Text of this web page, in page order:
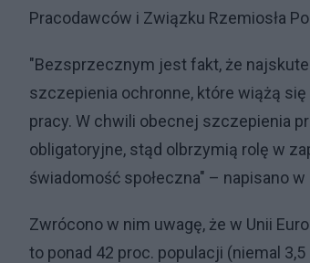
Pracodawców i Związku Rzemiosła
"Bezsprzecznym jest fakt, że
szczepienia ochronne, które wiążą
pracy. W chwili obecnej szczepienia
obligatoryjne, stąd olbrzymią rolę w
świadomość społeczna" – napisano
Zwrócono w nim uwagę, że w Unii
to ponad 42 proc. populacji (niemal